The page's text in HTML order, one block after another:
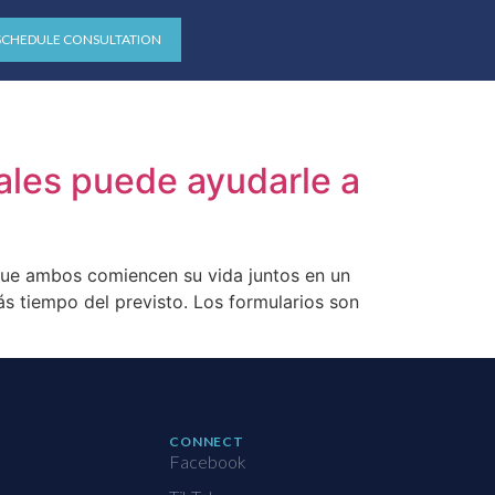
CONSULTATION
puede ayudarle a
ambos comiencen su vida juntos en un
tiempo del previsto. Los formularios son
CONNECT
Facebook